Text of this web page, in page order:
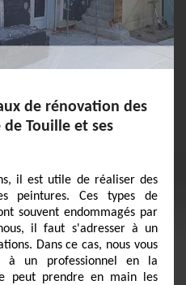
de rénovation des
Touille et ses
il est utile de réaliser des
peintures. Ces types de
souvent endommagés par
il faut s'adresser à un
Dans ce cas, nous vous
à un professionnel en la
peut prendre en main les